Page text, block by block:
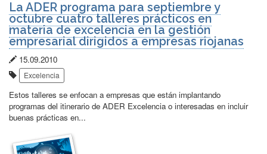
La ADER programa para septiembre y
octubre cuatro talleres prácticos en
materia de excelencia en la gestión
empresarial dirigidos a empresas riojanas
Fecha
de
publicación:
15.09.2010
Etiquetas:
Excelencia
Estos talleres se enfocan a empresas que están implantando
programas del itinerario de ADER Excelencia o interesadas en incluir
buenas prácticas en...